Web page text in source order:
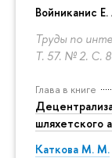
Войниканис Е.
Труды по
Т. 57. № 2. С.
Глава в книге
шляхетского
Каткова М. М.